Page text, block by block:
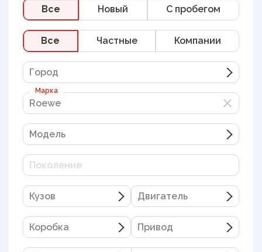
Все Новый C пробегом
Все Частные Компании
Город
Roewe
Roewe
Марка
Модель
Поколение
Кузов Двигатель
Коробка Привод